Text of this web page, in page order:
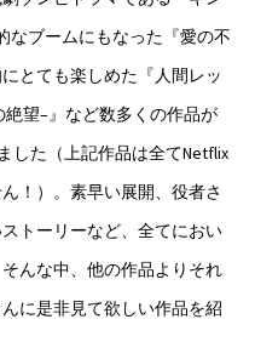
なブームにもなった『愛の不
とても楽しめた『人間レッ
絶望–』など数多くの作品が
した（上記作品は全てNetflix
！）。素早い展開、役者さ
トーリーなど、全てにおい
んな中、他の作品よりそれ
に是非見て欲しい作品を紹